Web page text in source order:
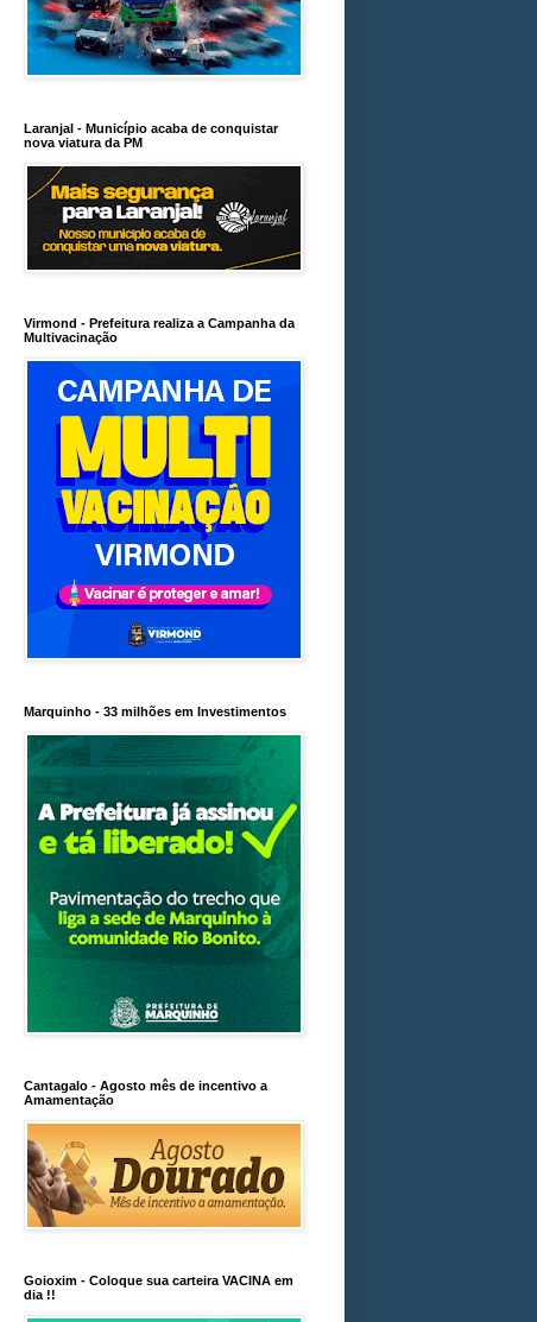
Laranjal - Município acaba de conquistar
nova viatura da PM
Virmond - Prefeitura realiza a Campanha da
Multivacinação
Marquinho - 33 milhões em Investimentos
Cantagalo - Agosto mês de incentivo a
Amamentação
Goioxim - Coloque sua carteira VACINA em
dia !!